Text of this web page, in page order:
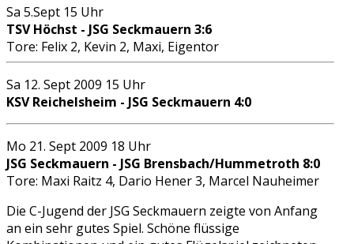
Sa 5.Sept 15 Uhr
TSV Höchst - JSG Seckmauern 3:6
Tore: Felix 2, Kevin 2, Maxi, Eigentor
Sa 12. Sept 2009 15 Uhr
KSV Reichelsheim - JSG Seckmauern 4:0
Mo 21. Sept 2009 18 Uhr
JSG Seckmauern - JSG Brensbach/Hummetroth 8:0
Tore: Maxi Raitz 4, Dario Hener 3, Marcel Nauheimer
Die C-Jugend der JSG Seckmauern zeigte von Anfang
an ein sehr gutes Spiel. Schöne flüssige